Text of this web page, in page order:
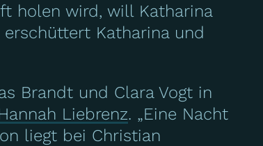
holen wird, will Katharina
Katharina und
Brandt und Clara Vogt in
Liebrenz. „Eine Nacht
liegt bei Christian